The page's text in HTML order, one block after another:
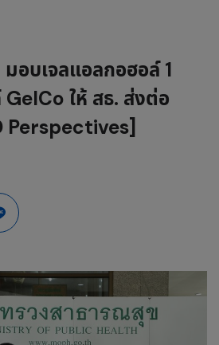
อบเจลแอลกอฮอล์ 1
ให้ สธ. ส่งต่อ
Perspectives]